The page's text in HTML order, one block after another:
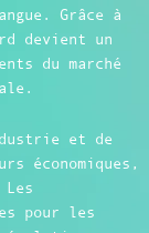
Grâce à
devient un
du marché
et de
économiques,
pour les